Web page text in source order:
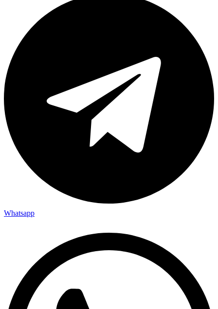
Whatsapp